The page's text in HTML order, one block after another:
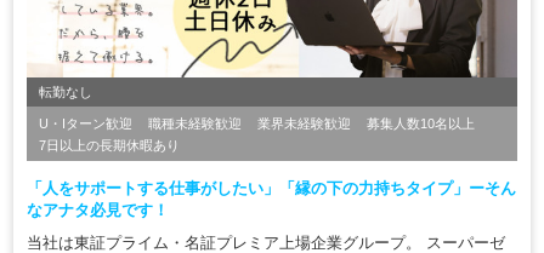
転勤なし
U・Iターン歓迎 職種未経験歓迎 業界未経験歓迎
募集人数10名以上
7日以上の長期休暇あり
「人をサポートする仕事がしたい」「縁の下の力持ちタイプ」ーそん
なアナタ必見です！
当社は東証プライム・名証プレミア上場企業グループ。 スーパーゼ